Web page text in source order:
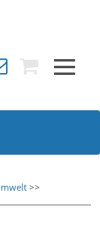
Toggle
>>